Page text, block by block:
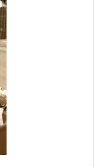
ou
no que